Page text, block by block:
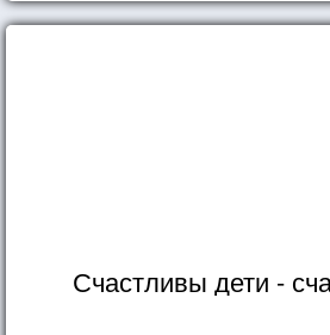
Счастливы дети -